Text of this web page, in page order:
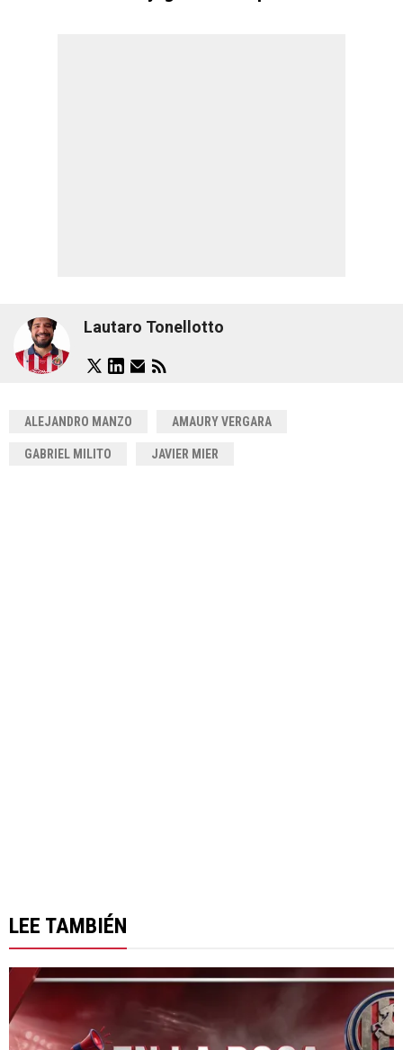
Lautaro Tonellotto
ALEJANDRO MANZO AMAURY VERGARA
GABRIEL MILITO JAVIER MIER
LEE TAMBIÉN